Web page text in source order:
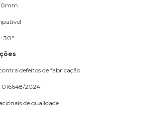
30°
defeitos de fabricação
016648/2024
de qualidade